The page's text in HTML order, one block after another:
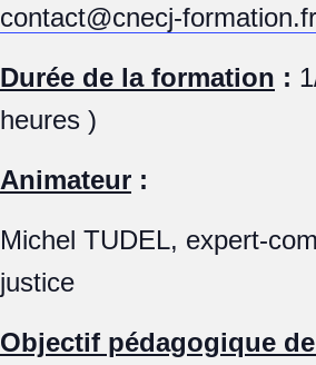
contact@cnecj-formation.fr
Durée de la formation :
heures )
Animateur :
Michel TUDEL, expert-
justice
Objectif pédagogique